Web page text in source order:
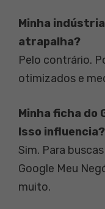
Minha
atrapalha?
Pelo contrário.
otimizados e
Minha ficha do
Isso influencia?
Sim. Para
Google Meu
muito.